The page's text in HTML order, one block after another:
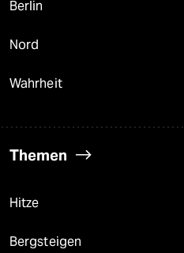
Berlin
Nord
Wahrheit
Themen
Hitze
Bergsteigen